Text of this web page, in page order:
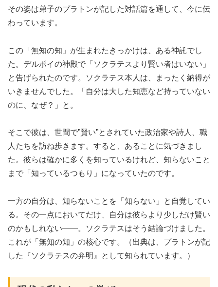
その姿は弟子のプラトンが記した対話篇を通して、今に伝
わっています。
この「無知の知」が生まれたきっかけは、ある神託でし
た。デルポイの神殿で「ソクラテスより賢い者はいない」
と告げられたのです。ソクラテス本人は、まったく納得が
いきませんでした。「自分は大した知恵など持っていない
のに、なぜ？」と。
そこで彼は、世間で”賢い”とされていた政治家や詩人、職
人たちを訪ね歩きます。すると、あることに気づきまし
た。彼らは確かに多くを知っているけれど、知らないこと
まで「知っているつもり」になっていたのです。
一方の自分は、知らないことを「知らない」と自覚してい
る。その一点においてだけ、自分は彼らより少しだけ賢い
のかもしれない——。ソクラテスはそう結論づけました。
これが「無知の知」の核心です。（出典は、プラトンが記
した『ソクラテスの弁明』として知られています。）